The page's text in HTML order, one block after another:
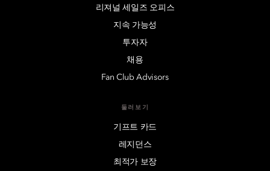
리져널 세일즈 오피스
지속 가능성
투자자
채용
Fan Club Advisors
둘러보기
기프트 카드
레지던스
최적가 보장